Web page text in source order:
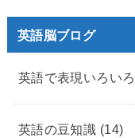
英語脳ブログ
英語で表現いろいろ
英語の豆知識 (14)